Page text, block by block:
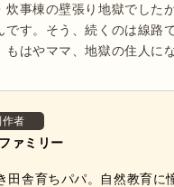
炊事棟の壁張り地獄でした
です。そう、続くのは線路
もはやママ、地獄の住人に
作者
ァミリー
田舎育ちパパ。自然教育に